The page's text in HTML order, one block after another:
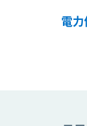
電力